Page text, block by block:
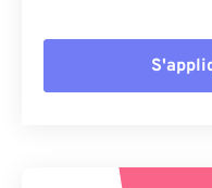
Appliquer à